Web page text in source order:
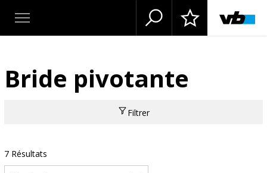
Bride pivotante
Filtrer
7 Résultats